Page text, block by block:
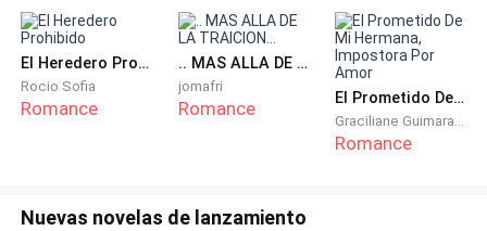
—Sí, Si lo prometo —dije tratando de ocultar lo irritada
que me sentía.
—promesa de mejores amigos.
-—promesa de mejores amigos--repetí y le di La mano.
Jasson encendió un cigarro y lo vi de mala gana.
El Heredero Prohibido
Rocio Sofia
Romance
.. MAS ALLA DE LA TRAICION...
jomafri
Romance El Prometido De Mi Hermana, Impostora Por Amor
Romance
Nuevas novelas de lanzamiento